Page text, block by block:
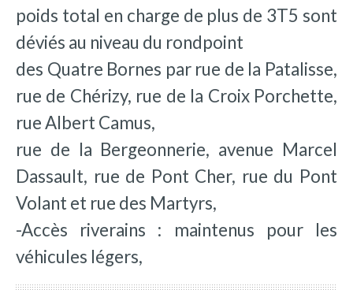
poids total en charge de plus de 3T5 sont
déviés au niveau du rondpoint
des Quatre Bornes par rue de la Patalisse,
rue de Chérizy, rue de la Croix Porchette,
rue Albert Camus,
rue de la Bergeonnerie, avenue Marcel
Dassault, rue de Pont Cher, rue du Pont
Volant et rue des Martyrs,
-Accès riverains : maintenus pour les
véhicules légers,